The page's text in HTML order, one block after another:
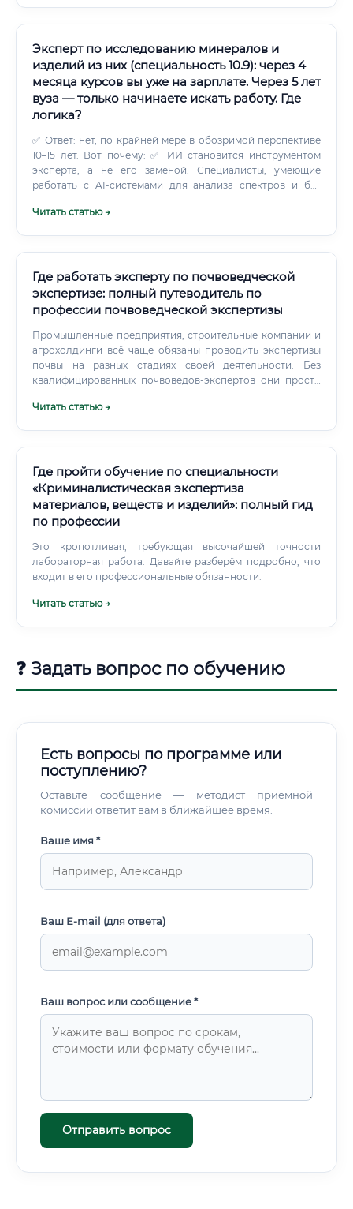
Эксперт по исследованию минералов и
изделий из них (специальность 10.9): через 4
месяца курсов вы уже на зарплате. Через 5 лет
вуза — только начинаете искать работу. Где
логика?
✅ Ответ: нет, по крайней мере в обозримой перспективе
10–15 лет. Вот почему: ✅ ИИ становится инструментом
эксперта, а не его заменой. Специалисты, умеющие
работать с AI-системами для анализа спектров и баз
конкурентное преимущество, а не угроза.
Читать статью →
Где работать эксперту по почвоведческой
экспертизе: полный путеводитель по
профессии почвоведческой экспертизы
Промышленные предприятия, строительные компании и
агрохолдинги всё чаще обязаны проводить экспертизы
почвы на разных стадиях своей деятельности. Без
квалифицированных почвоведов-экспертов они просто
земельных споров С развитием рынка недвижимости и
Читать статью →
Где пройти обучение по специальности
«Криминалистическая экспертиза
материалов, веществ и изделий»: полный гид
по профессии
Это кропотливая, требующая высочайшей точности
лабораторная работа. Давайте разберём подробно, что
входит в его профессиональные обязанности.
Читать статью →
❓ Задать вопрос по обучению
Есть вопросы по программе или
поступлению?
Оставьте сообщение — методист приемной
комиссии ответит вам в ближайшее время.
Ваше имя *
Ваш E-mail (для ответа)
Ваш вопрос или сообщение *
Отправить вопрос